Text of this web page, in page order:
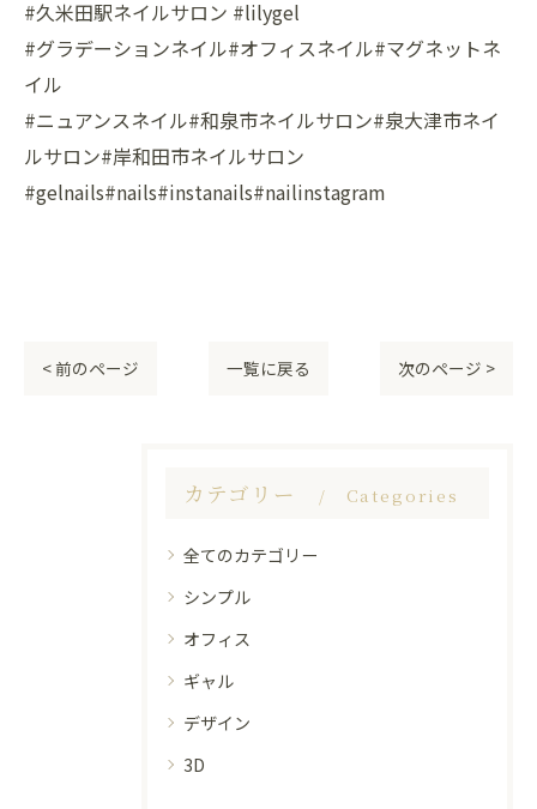
#久米田駅ネイルサロン #lilygel
#グラデーションネイル#オフィスネイル#マグネットネ
イル
#ニュアンスネイル#和泉市ネイルサロン#泉大津市ネイ
ルサロン#岸和田市ネイルサロン
#gelnails#nails#instanails#nailinstagram
< 前のページ 一覧に戻る 次のページ >
カテゴリー Categories
全てのカテゴリー
シンプル
オフィス
ギャル
デザイン
3D